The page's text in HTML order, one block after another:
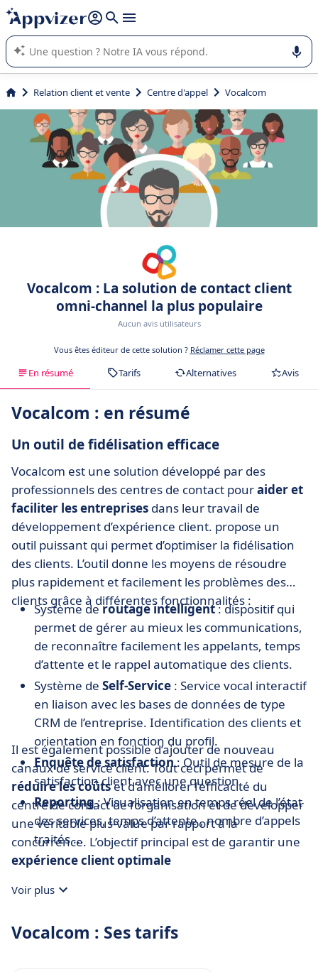
répondre (plusieurs lignes avec
L'IA de Appvizer vous guide dans l'utilisation ou la sélection de
logiciel SaaS en entreprise.
Relation client et vente Centre d'appel Vocalcom
Vocalcom : La solution de contact client
omni-channel la plus populaire
Aucun avis utilisateurs
Vous êtes éditeur de cette solution ? Réclamer cette page
En résumé Tarifs Alternatives Avis
Vocalcom : en résumé
Un outil de fidélisation efficace
Vocalcom est une solution développé par des
professionnels des centres de contact pouraider et
faciliter les entreprises dans leur travail de
développement d’expérience client. propose un
outil puissant qui permet d’optimiser la fidélisation
des clients. L’outil donne les moyens de résoudre
plus rapidement et facilement les problèmes des
clients grâce à différentes fonctionnalités :
Système deroutage intelligent: dispositif qui
permet de gérer au mieux les communications,
de reconnaître facilement les appelants, temps
d’attente et le rappel automatique des clients.
Système de Self-Service : Service vocal interactif
en liaison avec les bases de données de type
CRM de l’entreprise. Identification des clients et
orientation en fonction du profil.
Enquête de satisfaction: Outil de mesure de la
satisfaction client avec une question
Reporting: Visualisation en temps réel de l’état
des services, temps d’attente , nombre d’appels
traités ...
Il est également possible d’ajouter de nouveau
canaux de service client. Tout ceci permet de
réduire les coûtset d’améliorer l’efficacité du
centre de contact de l’organisation et de développer
une véritable plus-value par rapport à la
concurrence. L’objectif principal est de garantir une
expérience client optimale
Voir plus
Vocalcom : Ses tarifs